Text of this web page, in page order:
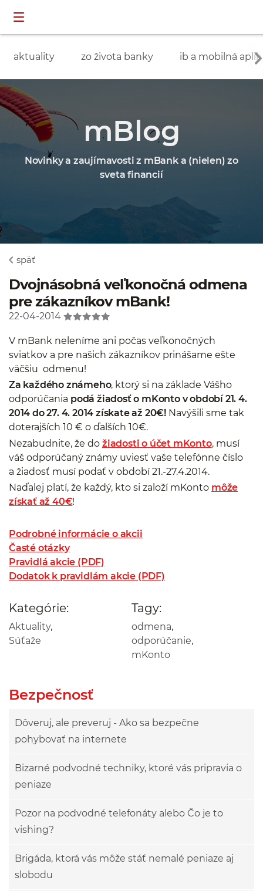
aktuality zo života banky ib a mobilná
mBlog
Novinky a zaujímavosti z mBank a (nielen) zo
sveta financií
späť
Dvojnásobná veľkonočná odmena
pre zákazníkov mBank!
22-04-2014
V mBank neleníme ani počas veľkonočných
sviatkov a pre našich zákazníkov prinášame ešte
väčšiu odmenu!
Za každého známeho, ktorý si na základe Vášho
odporúčania podá žiadosť o mKonto v období 21. 4.
2014 do 27. 4. 2014 získate až 20€! Navýšili sme tak
doterajších 10 € o ďalších 10€.
Nezabudnite, že do žiadosti o účet mKonto, musí
váš odporúčaný známy uviesť vaše telefónne číslo
a žiadosť musí podať v období 21.-27.4.2014.
Naďalej platí, že každý, kto si založí mKonto môže
získať až 40€!
Podrobné informácie o akcii
Časté otázky
Pravidlá akcie (PDF)
Dodatok k pravidlám akcie (PDF)
Kategórie:
Aktuality,
Súťaže
Tagy:
odmena,
odporúčanie,
mKonto
Bezpečnosť
Dôveruj, ale preveruj - Ako sa bezpečne
pohybovať na internete
Bizarné podvodné techniky, ktoré vás pripravia o
peniaze
Pozor na podvodné telefonáty alebo Čo je to
vishing?
Brigáda, ktorá vás môže stáť nemalé peniaze aj
slobodu